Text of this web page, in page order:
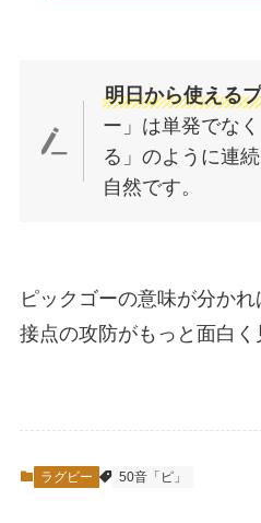
明日から使える
ー」は単発でな
る」のように連
自然です。
ピックゴーの意味が分か
接点の攻防がもっと面白く
ラグビー 50音「ピ」